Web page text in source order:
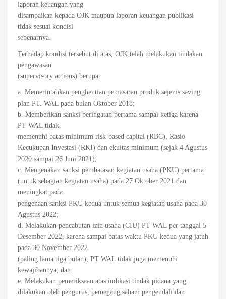
laporan keuangan yang
disampaikan kepada OJK maupun laporan keuangan publikasi
tidak sesuai kondisi
sebenarnya.
Terhadap kondisi tersebut di atas, OJK telah melakukan tindakan
pengawasan
(supervisory actions) berupa:
a. Memerintahkan penghentian pemasaran produk sejenis saving
plan PT. WAL pada bulan Oktober 2018;
b. Memberikan sanksi peringatan pertama sampai ketiga karena
PT WAL tidak
memenuhi batas minimum risk-based capital (RBC), Rasio
Kecukupan Investasi (RKI) dan ekuitas minimum (sejak 4 Agustus
2020 sampai 26 Juni 2021);
c. Mengenakan sanksi pembatasan kegiatan usaha (PKU) pertama
(untuk sebagian kegiatan usaha) pada 27 Oktober 2021 dan
meningkat pada
pengenaan sanksi PKU kedua untuk semua kegiatan usaha pada 30
Agustus 2022;
d. Melakukan pencabutan izin usaha (CIU) PT WAL per tanggal 5
Desember 2022, karena sampai batas waktu PKU kedua yang jatuh
pada 30 November 2022
(paling lama tiga bulan), PT WAL tidak juga memenuhi
kewajibannya; dan
e. Melakukan pemeriksaan atas indikasi tindak pidana yang
dilakukan oleh pengurus, pemegang saham pengendali dan